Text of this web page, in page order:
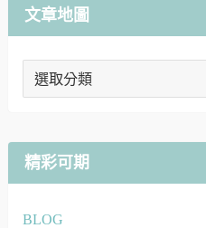
文章地圖
文
精彩可期
BLOG